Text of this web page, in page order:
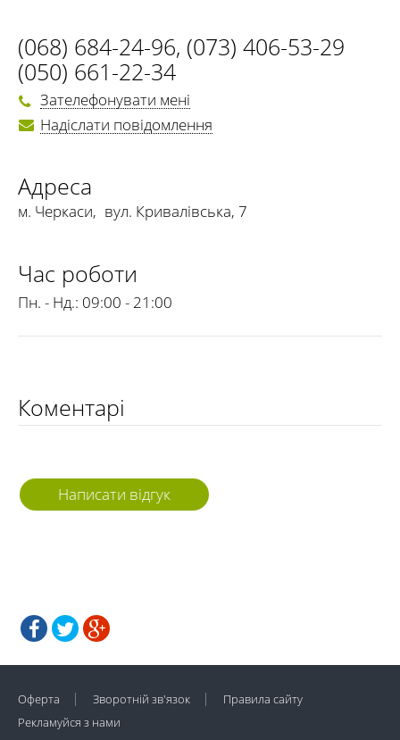
(068) 684-24-96, (073) 406-53-29
(050) 661-22-34
Зателефонувати мені
Надіслати повідомлення
Адреса
м. Черкаси, вул. Кривалівська, 7
Час роботи
Пн. - Нд.: 09:00 - 21:00
Коментарі
Написати відгук
Оферта Зворотній зв'язок
Правила сайту
Рекламуйся з нами